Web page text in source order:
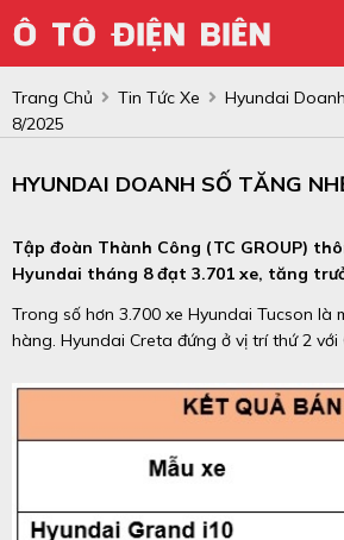
Trang Chủ Tin Tức Xe
Hyundai
8/2025
HYUNDAI DOANH SỐ TĂNG
Tập đoàn Thành Công (TC GROUP)
Hyundai tháng 8 đạt 3.701 xe, tăng
Trong số hơn 3.700 xe Hyundai Tucson
hàng. Hyundai Creta đứng ở vị trí thứ 2